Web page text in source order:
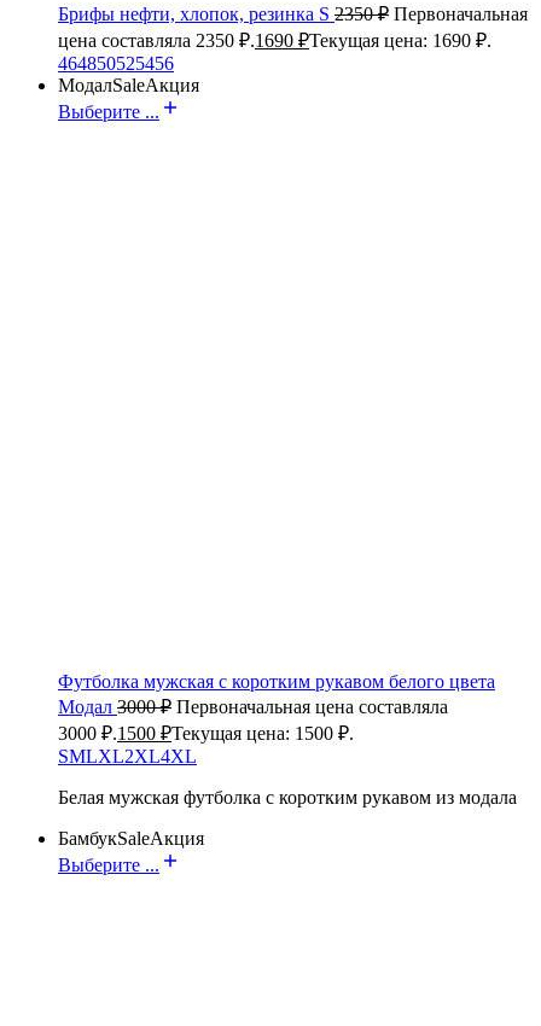
Брифы нефти, хлопок, резинка S 2350₽ Первоначальная
цена составляла 2350 ₽.1690 ₽Текущая цена: 1690 ₽.
464850525456
МодалSaleАкция
Выберите ...
Футболка мужская с коротким рукавом белого цвета
Модал 3000₽ Первоначальная цена составляла
3000 ₽.1500 ₽Текущая цена: 1500 ₽.
SMLXL2XL4XL
Белая мужская футболка с коротким рукавом из модала
БамбукSaleАкция
Выберите ...